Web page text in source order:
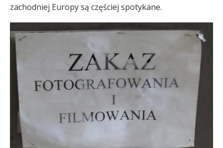
zachodniej Europy są częściej spotykane.